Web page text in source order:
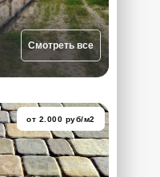
от 2.000 руб/м2
Смотреть все